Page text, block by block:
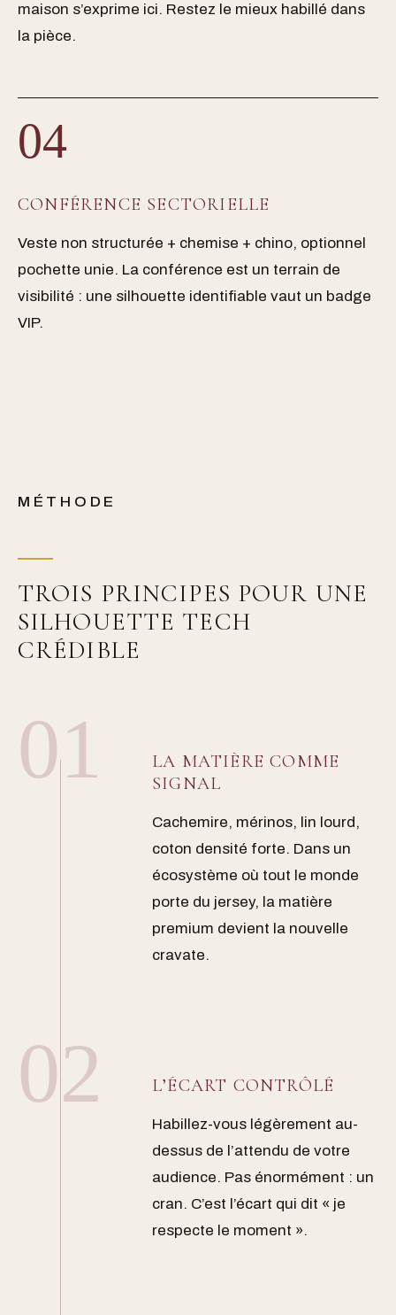
maison s’exprime ici. Restez le mieux habillé dans
la pièce.
04
CONFÉRENCE SECTORIELLE
Veste non structurée + chemise + chino, optionnel
pochette unie. La conférence est un terrain de
visibilité : une silhouette identifiable vaut un badge
VIP.
MÉTHODE
TROIS PRINCIPES POUR UNE
SILHOUETTE TECH
CRÉDIBLE
01
LA MATIÈRE COMME
SIGNAL
Cachemire, mérinos, lin lourd,
coton densité forte. Dans un
écosystème où tout le monde
porte du jersey, la matière
premium devient la nouvelle
cravate.
02 L’ÉCART CONTRÔLÉ
Habillez-vous légèrement au-
dessus de l’attendu de votre
audience. Pas énormément : un
cran. C’est l’écart qui dit « je
respecte le moment ».